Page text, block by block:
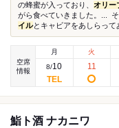
の蜂蜜が入っており、 オリー
がら食べていきました。...
イルとキャビアをあしらって
空席
情報
月
8/10
火
11
鮨ト酒 ナカニワ